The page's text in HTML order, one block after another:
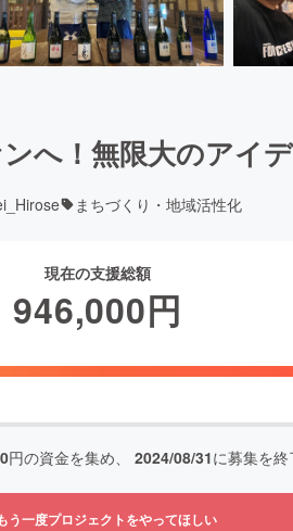
へ！無限大のアイ
まちづくり・地域活性化
現在の支援総額
946,000円
円の資金を集め、 2024/08/31に募集を
う一度プロジェクトをやってほしい